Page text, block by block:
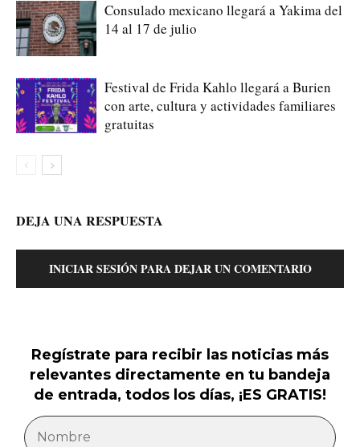
Consulado mexicano llegará a Yakima del
14 al 17 de julio
Festival de Frida Kahlo llegará a Burien
con arte, cultura y actividades familiares
gratuitas
DEJA UNA RESPUESTA
INICIAR SESIÓN PARA DEJAR UN COMENTARIO
Regístrate para recibir las noticias más
relevantes directamente en tu bandeja
de entrada, todos los días, ¡ES GRATIS!